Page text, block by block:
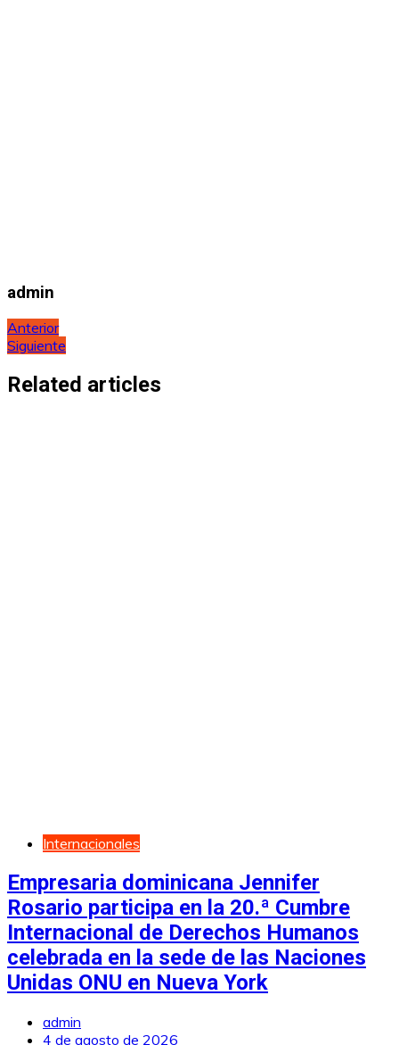
admin
Navegación
de
entradas
Anterior
Siguiente
Related articles
Internacionales
Empresaria dominicana Jennifer
Rosario participa en la 20.ª Cumbre
Internacional de Derechos Humanos
celebrada en la sede de las Naciones
Unidas ONU en Nueva York
admin
4 de agosto de 2026